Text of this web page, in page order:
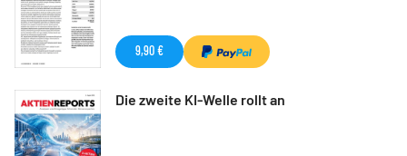
9,90 €
Die zweite KI-Welle rollt an